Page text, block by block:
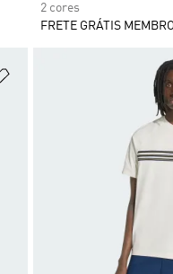
2 cores
FRETE GRÁTIS
Adicionar à Lista de